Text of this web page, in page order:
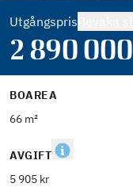
Utgångspris
2 890 000
BOAREA
66 m²
AVGIFT
5 905 kr